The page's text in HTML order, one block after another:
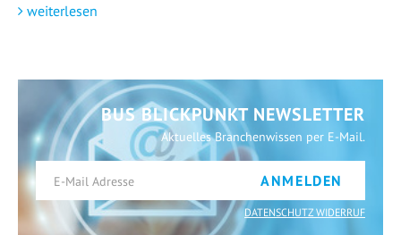
weiterlesen
BUS BLICKPUNKT NEWSLETTER
Aktuelles Branchenwissen per E-Mail.
ANMELDEN
DATENSCHUTZ WIDERRUF